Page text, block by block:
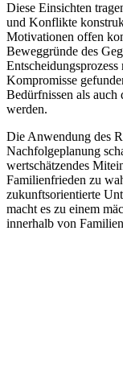
Diese Einsichten
und Konflikte
Motivationen offen
Beweggründe des
Kompromisse
Bedürfnissen als auch
werden.
Die Anwendung des
Nachfolgeplanung
wertschätzendes
Familienfrieden zu
zukunftsorientierte
macht es zu einem
innerhalb von